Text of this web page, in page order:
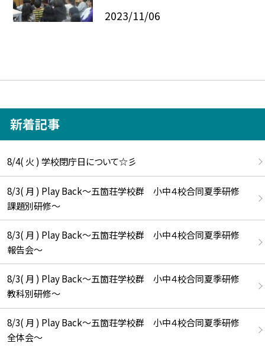
2023/11/06
新着記事
8/4( 火 ) 学校閉庁日について☆彡
8/3( 月 ) Play Back～五箇荘学校群 小中４校合同夏季研修
課題別研修～
8/3( 月 ) Play Back～五箇荘学校群 小中４校合同夏季研修
報告会～
8/3( 月 ) Play Back～五箇荘学校群 小中４校合同夏季研修
教科別研修～
8/3( 月 ) Play Back～五箇荘学校群 小中４校合同夏季研修
全体会～